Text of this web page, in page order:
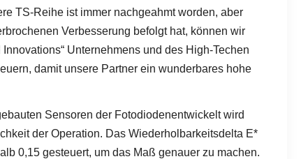
TS-Reihe ist immer nachgeahmt worden, aber
Verbesserung befolgt hat, können wir
Unternehmens und des High-Techen
damit unsere Partner ein wunderbares hohe
Sensoren der Fotodiodenentwickelt wird
der Operation. Das Wiederholbarkeitsdelta E*
0,15 gesteuert, um das Maß genauer zu machen.